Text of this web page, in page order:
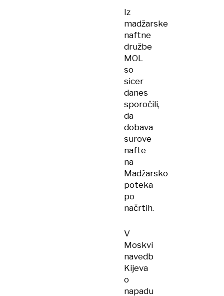
Iz
madžarske
naftne
družbe
MOL
so
sicer
danes
sporočili,
da
dobava
surove
nafte
na
Madžarsko
poteka
po
načrtih.
V
Moskvi
navedb
Kijeva
o
napadu